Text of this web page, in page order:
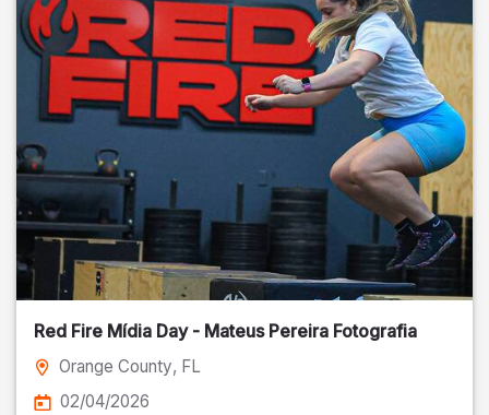
Red Fire Mídia Day - Mateus Pereira Fotografia
Orange County, FL
02/04/2026